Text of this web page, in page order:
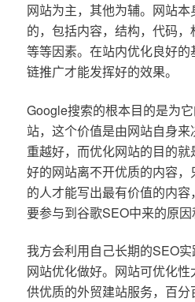
网站为主，其他为辅。网站
的，包括内容，结构，代码
等等因素。在站内优化良好
链推广才能发挥好的效果。
Google搜索的根本目的是为
站，这个价值是由网站自身
重越好，而优化网站的目的就
好的网站离不开优质的内容
的人才能写出最有价值的内
要参与到谷歌SEO中来的原因
我方会利用自己长期的SEO
网站优化做好。网站可优化
供优质的外贸建站服务，百